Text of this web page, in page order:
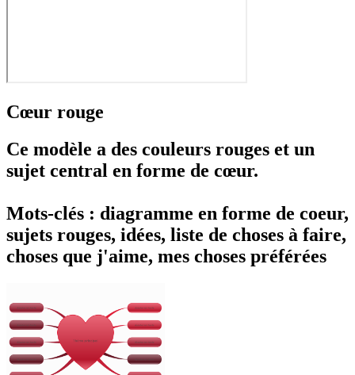
Cœur rouge
Ce modèle a des couleurs rouges et un
sujet central en forme de cœur.
Mots-clés : diagramme en forme de coeur,
sujets rouges, idées, liste de choses à faire,
choses que j'aime, mes choses préférées